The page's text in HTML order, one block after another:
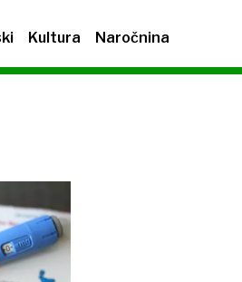
Kultura Naročnina